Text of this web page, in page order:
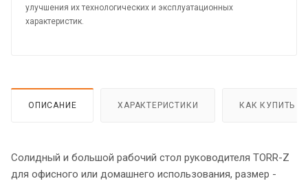
улучшения их технологических и эксплуатационных
характеристик.
ОПИСАНИЕ ХАРАКТЕРИСТИКИ КАК КУПИТЬ
Солидный и большой рабочий стол руководителя TORR-Z
для офисного или домашнего использования, размер -